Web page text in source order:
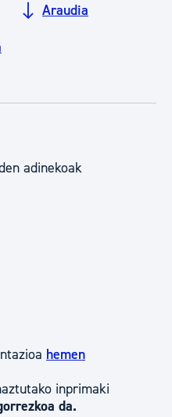
Araudia
adinekoak
hemen
inprimaki
da.